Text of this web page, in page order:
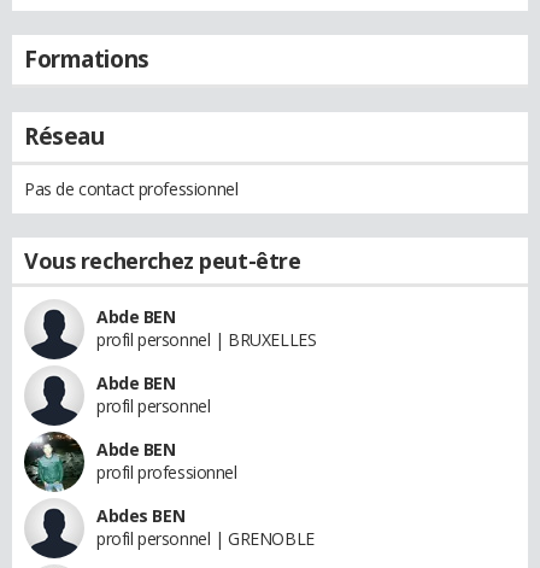
Formations
Réseau
Pas de contact professionnel
Vous recherchez peut-être
Abde BEN
profil personnel | BRUXELLES
Abde BEN
profil personnel
Abde BEN
profil professionnel
Abdes BEN
profil personnel | GRENOBLE